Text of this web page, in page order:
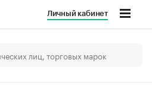
Личный кабинет